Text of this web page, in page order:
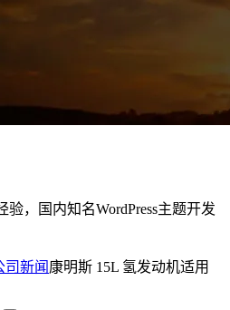
验，国内知名WordPress主题开发
司新闻 康明斯 15L 氢发动机适用